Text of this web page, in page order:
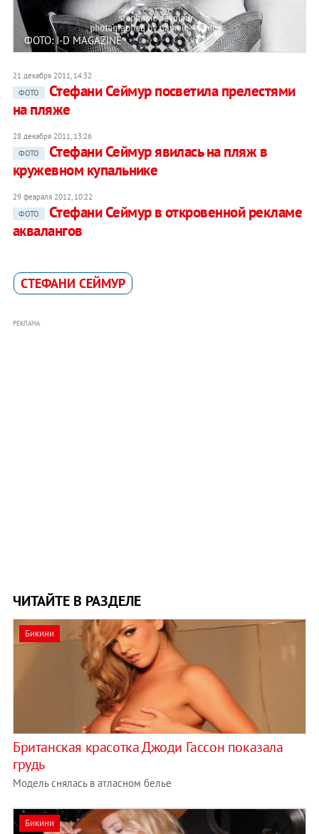
ФОТО: I-D MAGAZINE
21 декабря 2011, 14:32
ФОТО
Стефани Сеймур посветила прелестями
на пляже
28 декабря 2011, 13:26
ФОТО
Стефани Сеймур явилась на пляж в
кружевном купальнике
29 февраля 2012, 10:22
ФОТО
Стефани Сеймур в откровенной рекламе
аквалангов
СТЕФАНИ СЕЙМУР
РЕКЛАМА
ЧИТАЙТЕ В РАЗДЕЛЕ
Бикини
Британская красотка Джоди Гассон показала
грудь
Модель снялась в атласном белье
Бикини